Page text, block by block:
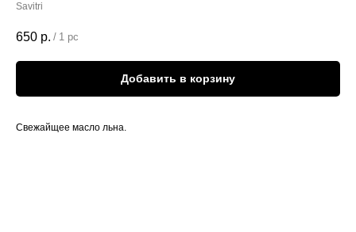
Savitri
650 р. / 1 pc
Добавить в корзину
Свежайщее масло льна.